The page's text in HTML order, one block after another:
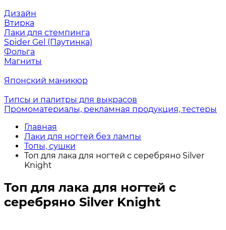
Дизайн
Втирка
Лаки для стемпинга
Spider Gel (Паутинка)
Фольга
Магниты
Японский маникюр
Типсы и палитры для выкрасов
Промоматериалы, рекламная продукция, тестеры
Главная
Лаки для ногтей без лампы
Топы, сушки
Топ для лака для ногтей с серебряно Silver
Knight
Топ для лака для ногтей с
серебряно Silver Knight